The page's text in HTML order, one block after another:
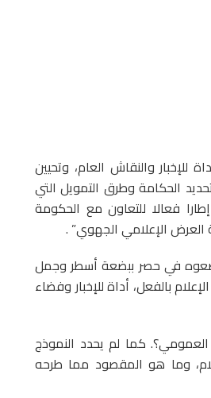
والنقاش العام، وتحيين
الحكامة وطرق التمويل التي
فعالا للتعاون مع الحكومة
العرض الإعلامي الجهوي” .
في حصر ببضعة أسطر وجمل
بالفعل، أداة للإخبار وفضاء
كما لم يحدد النموذج
وما هو المقصود مما طرحه